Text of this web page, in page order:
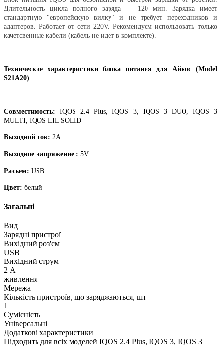
Длительность цикла полного заряда — 120 мин. Зарядка имеет
стандартную "европейскую вилку" и не требует переходников и
адаптеров. Работает от сети 220V. Рекомендуем использовать только
качетсвенные кабели (кабель не идет в комплекте).
Технические характеристики блока питания для Айкос (Model
S21A20)
Совместимость: IQOS 2.4 Plus, IQOS 3, IQOS 3 DUO, IQOS 3
MULTI, IQOS LIL SOLID
Выходной ток: 2А
Выходное напряжение : 5V
Разъем: USB
Цвет: белый
Загальні
Вид
Зарядні пристрої
Вихідний роз'єм
USB
Вихідний струм
2 А
живлення
Мережа
Кількість пристроїв, що заряджаються, шт
1
Сумісність
Універсальні
Додаткові характеристики
Підходить для всіх моделей IQOS 2.4 Plus, IQOS 3, IQOS 3